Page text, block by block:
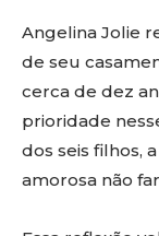
Angelina Jolie
de seu
cerca de dez
prioridade
dos seis filhos,
amorosa não